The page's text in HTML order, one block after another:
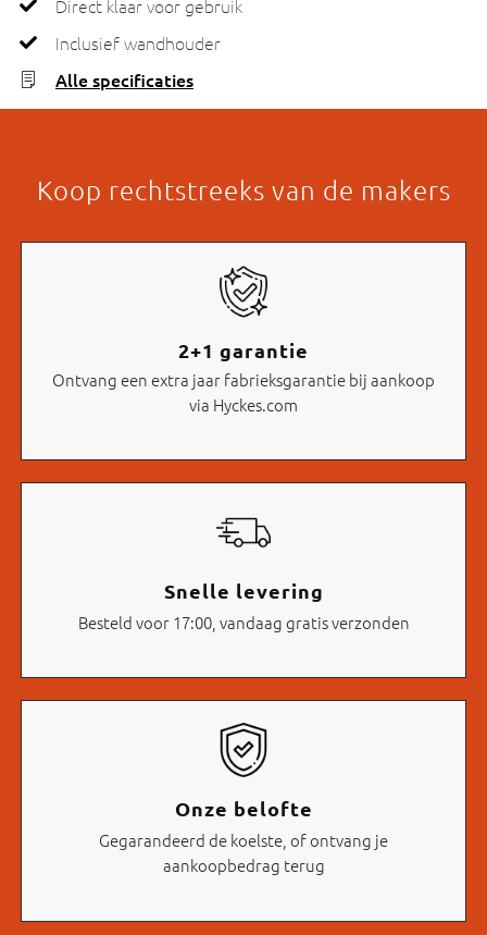
Direct klaar voor gebruik
Inclusief wandhouder
Alle specificaties
Koop rechtstreeks van de makers
2+1 garantie
Ontvang een extra jaar fabrieksgarantie bij aankoop
via Hyckes.com
Snelle levering
Besteld voor 17:00, vandaag gratis verzonden
Onze belofte
Gegarandeerd de koelste, of ontvang je
aankoopbedrag terug